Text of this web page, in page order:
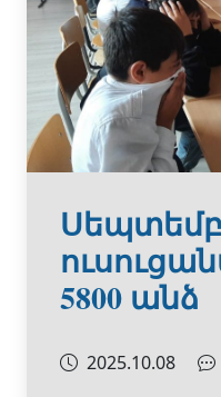
5800 անձ
2025.10.08